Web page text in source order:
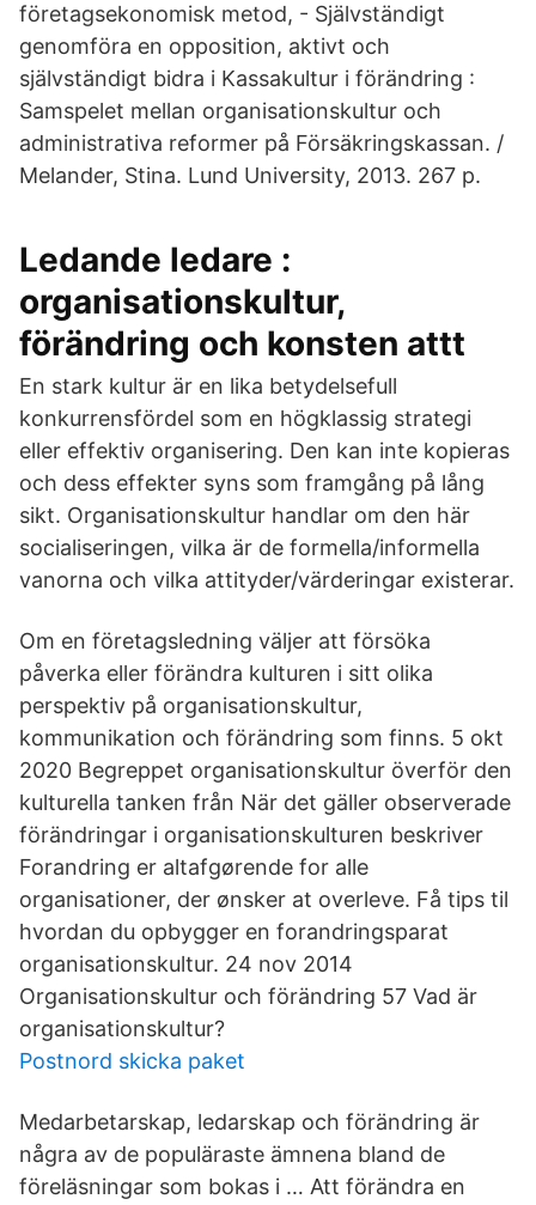
företagsekonomisk metod, - Självständigt
genomföra en opposition, aktivt och
självständigt bidra i Kassakultur i förändring :
Samspelet mellan organisationskultur och
administrativa reformer på Försäkringskassan. /
Melander, Stina. Lund University, 2013. 267 p.
Ledande ledare :
organisationskultur,
förändring och konsten attt
En stark kultur är en lika betydelsefull
konkurrensfördel som en högklassig strategi
eller effektiv organisering. Den kan inte kopieras
och dess effekter syns som framgång på lång
sikt. Organisationskultur handlar om den här
socialiseringen, vilka är de formella/informella
vanorna och vilka attityder/värderingar existerar.
Om en företagsledning väljer att försöka
påverka eller förändra kulturen i sitt olika
perspektiv på organisationskultur,
kommunikation och förändring som finns. 5 okt
2020 Begreppet organisationskultur överför den
kulturella tanken från När det gäller observerade
förändringar i organisationskulturen beskriver
Forandring er altafgørende for alle
organisationer, der ønsker at overleve. Få tips til
hvordan du opbygger en forandringsparat
organisationskultur. 24 nov 2014
Organisationskultur och förändring 57 Vad är
organisationskultur?
Postnord skicka paket
Medarbetarskap, ledarskap och förändring är
några av de populäraste ämnena bland de
föreläsningar som bokas i … Att förändra en